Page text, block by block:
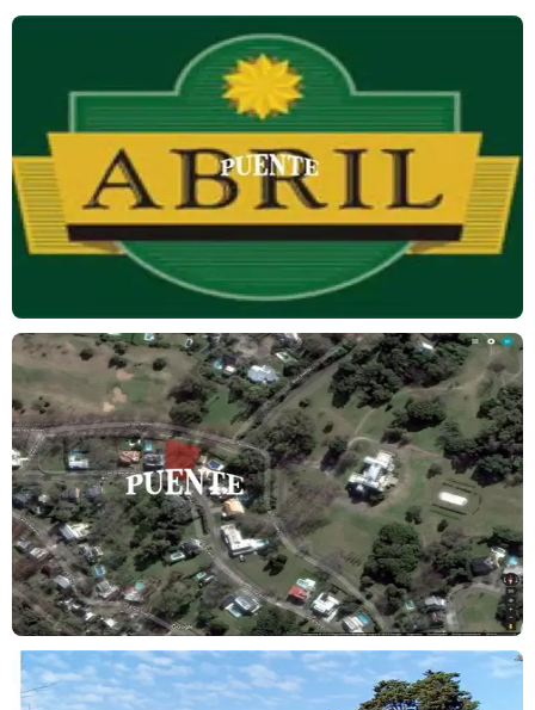
Posee: Club Hípico, Centro Comercial, Colegio trilingue, área de
Deportes, Club de Jóvenes, Club House.
El área deportiva cuenta con una cancha de golf de 18 hoyos, con
golf house y driving range, escuela de hipismo con dos pistas de
salto y 30 boxes. También hay canchas de tenis, paddle, básquet,
rugby, squash y fútbol.
Posee permisos otorgados para quitar algunos arboles según
proyecto.
Precio Libre de Gastos
C.U.C.I.C.B.A. mat. 231
C.M.C.P.L.Z. mat. 793
C.M.C.P.L.Z. mat. 4484
C.M.C.P.N. mat. 108
Código para consultas telefónicas : PLA1117360 (últimos 5
dígitos)